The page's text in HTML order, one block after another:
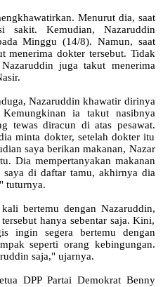
Menurut dia, saat
sakit. Kemudian, Nazaruddin
Minggu (14/8). Namun, saat
menerima dokter tersebut. Tidak
juga takut menerima
Nazaruddin khawatir dirinya
ia takut nasibnya
tewas diracun di atas pesawat.
minta dokter, setelah dokter itu
saya berikan makanan, Nazar
Dia mempertanyakan makanan
di daftar tamu, akhirnya dia
tuturnya.
bertemu dengan Nazaruddin,
hanya sebentar saja. Kini,
ingin segera bertemu dengan
seperti orang kebingungan.
saja," ujarnya.
DPP Partai Demokrat Benny